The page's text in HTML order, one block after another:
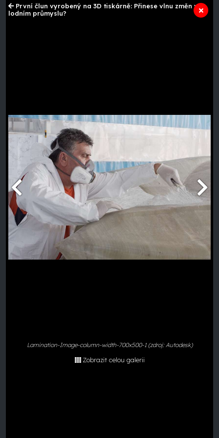
První člun vyrobený na 3D tiskárně: Přinese vlnu změn v
lodním průmyslu?
Lamination-Image-column-width-700x500-1 (zdroj: Autodesk)
Zobrazit celou galerii